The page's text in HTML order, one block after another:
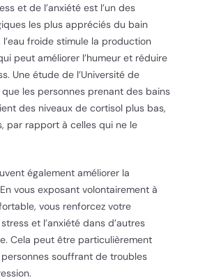
et de l’anxiété est l’un des
les plus appréciés du bain
l’eau froide stimule la production
peut améliorer l’humeur et réduire
Une étude de l’Université de
les personnes prenant des bains
des niveaux de cortisol plus bas,
par rapport à celles qui ne le
également améliorer la
vous exposant volontairement à
vous renforcez votre
et l’anxiété dans d’autres
Cela peut être particulièrement
souffrant de troubles